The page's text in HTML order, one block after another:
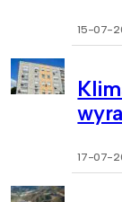
15-07-
17-07-